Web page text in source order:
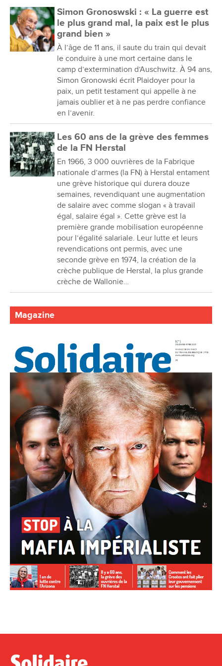
Simon Gronoswski : « La guerre est
le plus grand mal, la paix est le plus
grand bien »
À l’âge de 11 ans, il saute du train qui devait
le conduire à une mort certaine dans le
camp d’extermination d’Auschwitz. À 94 ans,
Simon Gronowski écrit Plaidoyer pour la
paix, un petit testament qui appelle à ne
jamais oublier et à ne pas perdre confiance
en l’avenir.
Les 60 ans de la grève des femmes
de la FN Herstal
En 1966, 3 000 ouvrières de la Fabrique
nationale d’armes (la FN) à Herstal entament
une grève historique qui durera douze
semaines, revendiquant une augmentation
de salaire avec comme slogan « à travail
égal, salaire égal ». Cette grève est la
première grande mobilisation européenne
pour l’égalité salariale. Leur lutte et leurs
revendications ont permis, avec une
seconde grève en 1974, la création de la
crèche publique de Herstal, la plus grande
crèche de Wallonie…
Magazine